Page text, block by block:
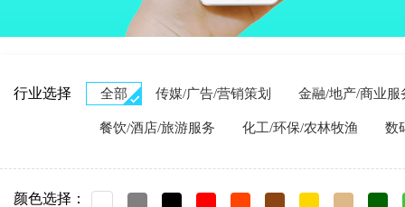
行业选择 全部 传媒/广告/营销策划 金融/地产/商业服
餐饮/酒店/旅游服务 化工/环保/农林牧渔 数
颜色选择：